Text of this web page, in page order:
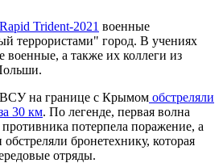
Rapid Trident-2021 военные
террористами" город. В учениях
военные, а также их коллеги из
ВСУ на границе с Крымом обстреляли
30 км. По легенде, первая волна
потерпела поражение, а
бронетехнику, которая
отряды.